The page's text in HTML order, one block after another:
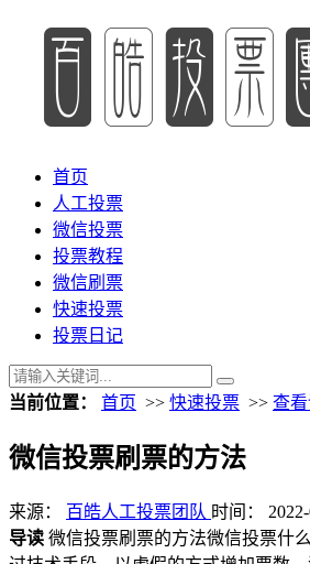
首页
人工投票
微信投票
投票教程
微信刷票
快速投票
投票日记
当前位置： 首页 >> 快速投票 >> 查
微信投票刷票的方法
来源： 百皓人工投票团队 时间：
导读 微信投票刷票的方法微信投票什